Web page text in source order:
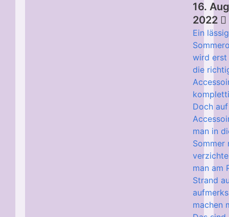
16.
2022
Ein
wird erst
die
Doch
man in
Sommer
man am
Strand
machen